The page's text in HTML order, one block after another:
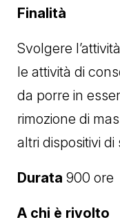
Finalità
Svolgere
le attività di
da porre in
rimozione di
altri dispositivi
Durata 900 ore
A chi è rivolto